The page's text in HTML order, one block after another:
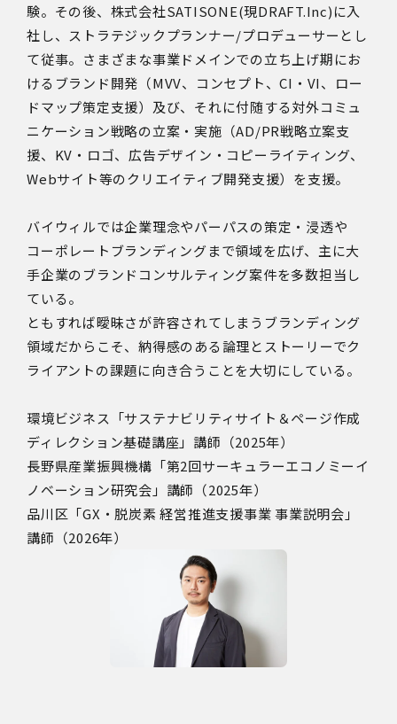
験。その後、株式会社SATISONE(現DRAFT.Inc)に入
社し、ストラテジックプランナー/プロデューサーとし
て従事。さまざまな事業ドメインでの立ち上げ期にお
けるブランド開発（MVV、コンセプト、CI・VI、ロー
ドマップ策定支援）及び、それに付随する対外コミュ
ニケーション戦略の立案・実施（AD/PR戦略立案支
援、KV・ロゴ、広告デザイン・コピーライティング、
Webサイト等のクリエイティブ開発支援）を支援。
バイウィルでは企業理念やパーパスの策定・浸透や
コーポレートブランディングまで領域を広げ、主に大
手企業のブランドコンサルティング案件を多数担当し
ている。
ともすれば曖昧さが許容されてしまうブランディング
領域だからこそ、納得感のある論理とストーリーでク
ライアントの課題に向き合うことを大切にしている。
環境ビジネス「サステナビリティサイト＆ページ作成
ディレクション基礎講座」講師（2025年）
長野県産業振興機構「第2回サーキュラーエコノミーイ
ノベーション研究会」講師（2025年）
品川区「GX・脱炭素 経営推進支援事業 事業説明会」
講師（2026年）